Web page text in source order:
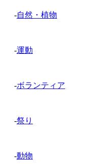
-自然・植物
-運動
-ボランティア
-祭り
-動物